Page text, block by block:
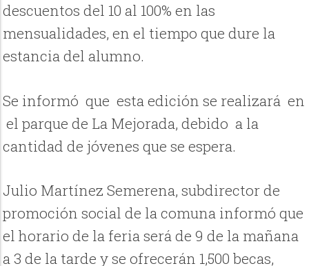
descuentos del 10 al 100% en las
mensualidades, en el tiempo que dure la
estancia del alumno.
Se informó que esta edición se realizará en
el parque de La Mejorada, debido a la
cantidad de jóvenes que se espera.
Julio Martínez Semerena, subdirector de
promoción social de la comuna informó que
el horario de la feria será de 9 de la mañana
a 3 de la tarde y se ofrecerán 1,500 becas,